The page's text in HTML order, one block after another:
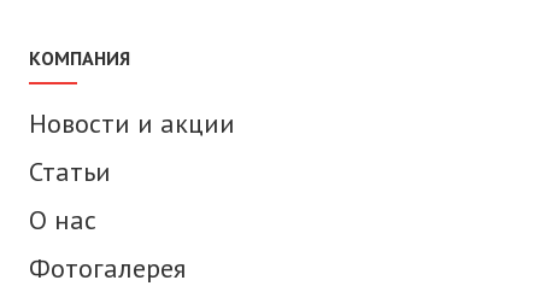
КОМПАНИЯ
Новости и акции
Статьи
О нас
Фотогалерея